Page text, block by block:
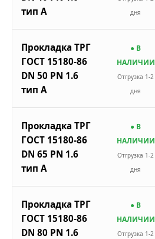
тип A
дня
Прокладка ТРГ
ГОСТ 15180-86
DN 50 PN 1.6
тип A
● В
НАЛИЧИИ
Отгрузка 1-2
дня
Прокладка ТРГ
ГОСТ 15180-86
DN 65 PN 1.6
тип A
● В
НАЛИЧИИ
Отгрузка 1-2
дня
Прокладка ТРГ
ГОСТ 15180-86
DN 80 PN 1.6
● В
НАЛИЧИИ
Отгрузка 1-2